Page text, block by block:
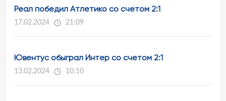
Реал победил Атлетико со счетом 2:1
17.02.2024 21:09
Ювентус обыграл Интер со счетом 2:1
13.02.2024 10:10